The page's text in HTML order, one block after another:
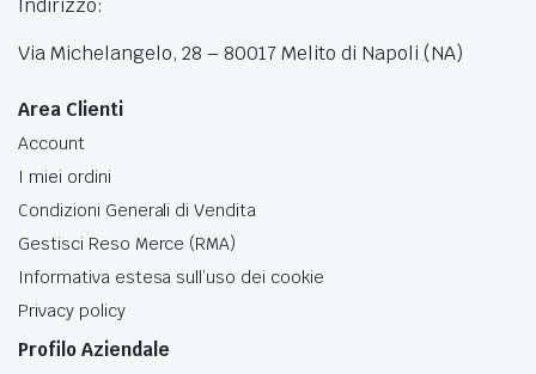
Via Michelangelo, 28 – 80017 Melito di Napoli (NA)
Area Clienti
Account
I miei ordini
Condizioni Generali di Vendita
Gestisci Reso Merce (RMA)
Informativa estesa sull’uso dei cookie
Privacy policy
Profilo Aziendale